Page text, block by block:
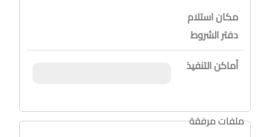
مكان استلام
دفتر الشروط
أماكن التنفيذ
ملفات مرفقة